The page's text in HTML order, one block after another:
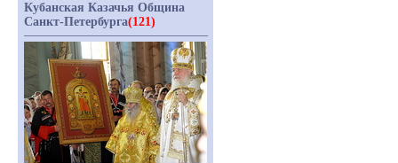
Кубанская Казачья Община
Санкт-Петербурга(121)